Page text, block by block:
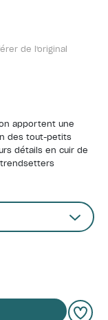
de l'original
apportent une
des tout-petits
détails en cuir de